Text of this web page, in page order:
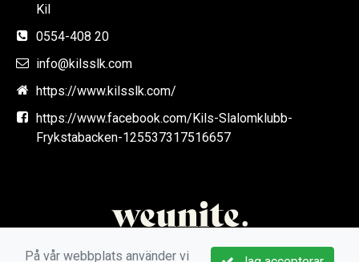
Kil
0554-408 20
info@kilsslk.com
https://www.kilsslk.com/
https://www.facebook.com/Kils-Slalomklubb-
Frykstabacken-125537317516657
På vår webbplats använder vi